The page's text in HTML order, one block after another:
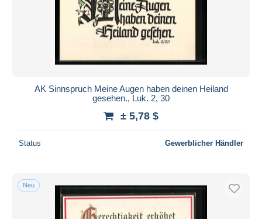
AK Sinnspruch Meine Augen haben deinen Heiland
gesehen., Luk. 2, 30
± 5,78 $
Status Gewerblicher Händler
Neu